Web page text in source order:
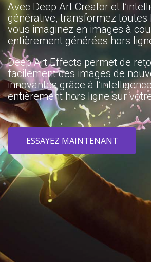
Avec Deep Art Creator et
générative, transformez toutes
vous imaginez en images à
entièrement générées hors
Deep Art Effects permet de
facilement des images de
innovantes grâce à
entièrement hors ligne sur
ESSAYEZ MAINTENANT